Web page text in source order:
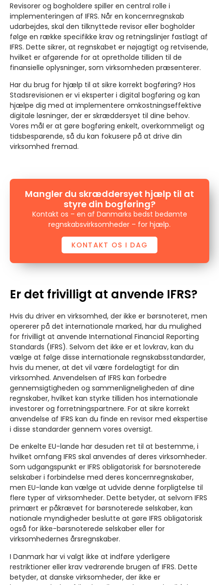
Revisorer og bogholdere spiller en central rolle i
implementeringen af IFRS. Når en koncernregnskab
udarbejdes, skal den tilknyttede revisor eller bogholder
følge en række specifikke krav og retningslinjer fastlagt af
IFRS. Dette sikrer, at regnskabet er nøjagtigt og retvisende,
hvilket er afgørende for at opretholde tilliden til de
finansielle oplysninger, som virksomheden præsenterer.
Har du brug for hjælp til at sikre korrekt bogføring? Hos
Stadsrevisionen er vi eksperter i digital bogføring og kan
hjælpe dig med at implementere omkostningseffektive
digitale løsninger, der er skræddersyet til dine behov.
Vores mål er at gøre bogføring enkelt, overkommeligt og
tidsbesparende, så du kan fokusere på at drive din
virksomhed fremad.
Mangler du skræddersyet hjælp til at
styre din bogføring?
Kontakt os – en af Danmarks bedst bedømte
regnskabsvirksomheder – for hjælp.
KONTAKT OS I DAG
Er det frivilligt at anvende IFRS?
Hvis du driver en virksomhed, der ikke er børsnoteret, men
opererer på det internationale marked, har du mulighed
for frivilligt at anvende International Financial Reporting
Standards (IFRS). Selvom det ikke er et lovkrav, kan du
vælge at følge disse internationale regnskabsstandarder,
hvis du mener, at det vil være fordelagtigt for din
virksomhed. Anvendelsen af IFRS kan forbedre
gennemsigtigheden og sammenligneligheden af dine
regnskaber, hvilket kan styrke tilliden hos internationale
investorer og forretningspartnere. For at sikre korrekt
anvendelse af IFRS kan du finde en revisor med ekspertise
i disse standarder gennem vores oversigt.
De enkelte EU-lande har desuden ret til at bestemme, i
hvilket omfang IFRS skal anvendes af deres virksomheder.
Som udgangspunkt er IFRS obligatorisk for børsnoterede
selskaber i forbindelse med deres koncernregnskaber,
men EU-lande kan vælge at udvide denne forpligtelse til
flere typer af virksomheder. Dette betyder, at selvom IFRS
primært er påkrævet for børsnoterede selskaber, kan
nationale myndigheder beslutte at gøre IFRS obligatorisk
også for ikke-børsnoterede selskaber eller for
virksomhedernes årsregnskaber.
I Danmark har vi valgt ikke at indføre yderligere
restriktioner eller krav vedrørende brugen af IFRS. Dette
betyder, at danske virksomheder, der ikke er